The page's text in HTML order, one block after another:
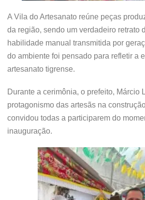
A Vila do Artesanato reúne peças
da região, sendo um verdadeiro retrato
habilidade manual transmitida por
do ambiente foi pensado para refletir a
artesanato tigrense.
Durante a cerimônia, o prefeito, Márcio
protagonismo das artesãs na
convidou todas a participarem do
inauguração.